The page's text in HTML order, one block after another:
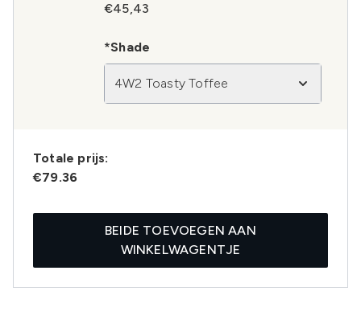
€45,43
*Shade
4W2 Toasty Toffee
Totale prijs:
€79.36
BEIDE TOEVOEGEN AAN
WINKELWAGENTJE